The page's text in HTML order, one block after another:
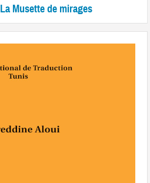
La Musette de mirages